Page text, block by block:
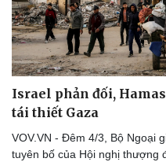
Israel phản đối,
tái thiết Gaza
VOV.VN - Đêm 4/3, Bộ Ngoại
tuyên bố của Hội nghị thượng